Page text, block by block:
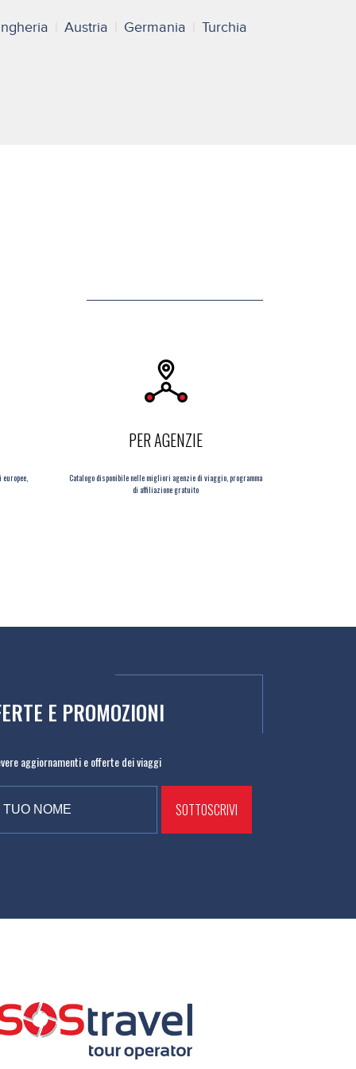
Austria Germania Turchia
PER AGENZIE
Catalogo disponibile nelle migliori agenzie di viaggio, programma
di affiliazione gratuito
E PROMOZIONI
aggiornamenti e offerte dei viaggi